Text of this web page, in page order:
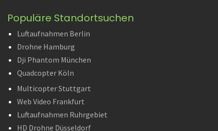
Populäre Standortsuchen
Luftaufnahmen Berlin
Drohne Hamburg
Dji Phantom München
Quadcopter Köln
Multicopter Stuttgart
Web Video Frankfurt
Luftaufnahmen Ruhrgebiet
HD Drohne Düsseldorf